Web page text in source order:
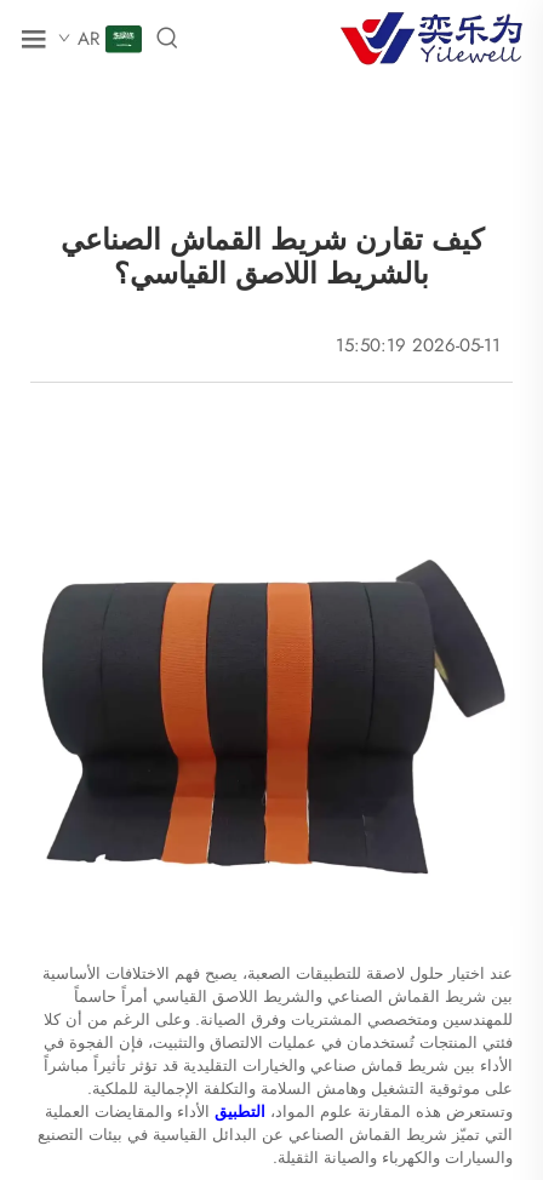
AR
كيف تقارن شريط القماش الصناعي
بالشريط اللاصق القياسي؟
2026-05-11 15:50:19
عند اختيار حلول لاصقة للتطبيقات الصعبة، يصبح فهم الاختلافات الأساسية
بين شريط القماش الصناعي والشريط اللاصق القياسي أمراً حاسماً
للمهندسين ومتخصصي المشتريات وفرق الصيانة. وعلى الرغم من أن كلا
فئتي المنتجات تُستخدمان في عمليات الالتصاق والتثبيت، فإن الفجوة في
الأداء بين شريط قماش صناعي والخيارات التقليدية قد تؤثر تأثيراً مباشراً
على موثوقية التشغيل وهامش السلامة والتكلفة الإجمالية للملكية.
وتستعرض هذه المقارنة علوم المواد، التطبيق الأداء والمقايضات العملية
التي تميّز شريط القماش الصناعي عن البدائل القياسية في بيئات التصنيع
والسيارات والكهرباء والصيانة الثقيلة.